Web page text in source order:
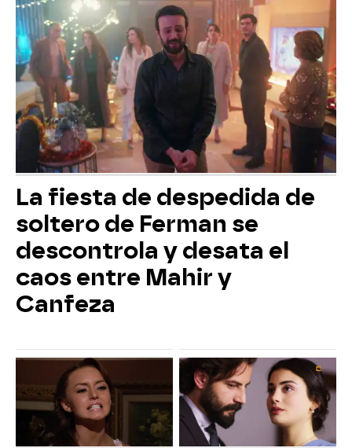
La fiesta de despedida de
soltero de Ferman se
descontrola y desata el
caos entre Mahir y
Canfeza